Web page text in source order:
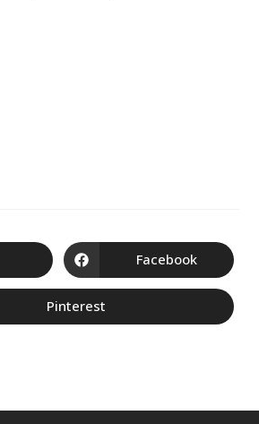
Facebook
Pinterest